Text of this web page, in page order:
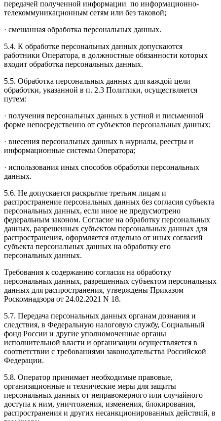
передачей полученной информации по информационно-
телекоммуникационным сетям или без таковой;
· смешанная обработка персональных данных.
5.4. К обработке персональных данных допускаются
работники Оператора, в должностные обязанности которых
входит обработка персональных данных.
5.5. Обработка персональных данных для каждой цели
обработки, указанной в п. 2.3 Политики, осуществляется
путем:
· получения персональных данных в устной и письменной
форме непосредственно от субъектов персональных данных;
· внесения персональных данных в журналы, реестры и
информационные системы Оператора;
· использования иных способов обработки персональных
данных.
5.6. Не допускается раскрытие третьим лицам и
распространение персональных данных без согласия субъекта
персональных данных, если иное не предусмотрено
федеральным законом. Согласие на обработку персональных
данных, разрешенных субъектом персональных данных для
распространения, оформляется отдельно от иных согласий
субъекта персональных данных на обработку его
персональных данных.
Требования к содержанию согласия на обработку
персональных данных, разрешенных субъектом персональных
данных для распространения, утверждены Приказом
Роскомнадзора от 24.02.2021 N 18.
5.7. Передача персональных данных органам дознания и
следствия, в Федеральную налоговую службу, Социальный
фонд России и другие уполномоченные органы
исполнительной власти и организации осуществляется в
соответствии с требованиями законодательства Российской
Федерации.
5.8. Оператор принимает необходимые правовые,
организационные и технические меры для защиты
персональных данных от неправомерного или случайного
доступа к ним, уничтожения, изменения, блокирования,
распространения и других несанкционированных действий, в